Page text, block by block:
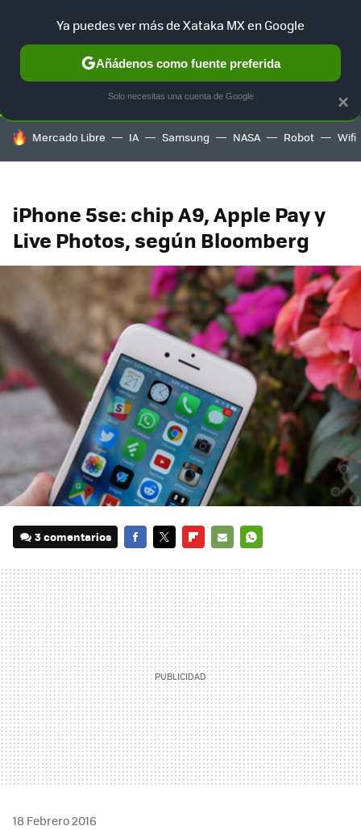
SELECCIÓN GAMING HOME AUTO TERRITORIO
HOY SE HABLA DE
Mercado Libre IA Samsung NASA Robot Wifi
iPhone 5se: chip A9, Apple Pay y
Live Photos, según Bloomberg
3 comentarios
MAIL
18 Febrero 2016
×
Ya puedes ver más de Xataka MX en Google
Añádenos como fuente preferida
Solo necesitas una cuenta de Google